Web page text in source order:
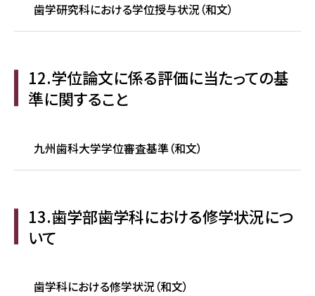
歯学研究科における学位授与状況（和文）
12.学位論文に係る評価に当たっての基
準に関すること
九州歯科大学学位審査基準（和文）
13.歯学部歯学科における修学状況につ
いて
歯学科における修学状況（和文）